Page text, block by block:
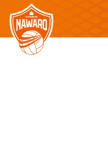
content